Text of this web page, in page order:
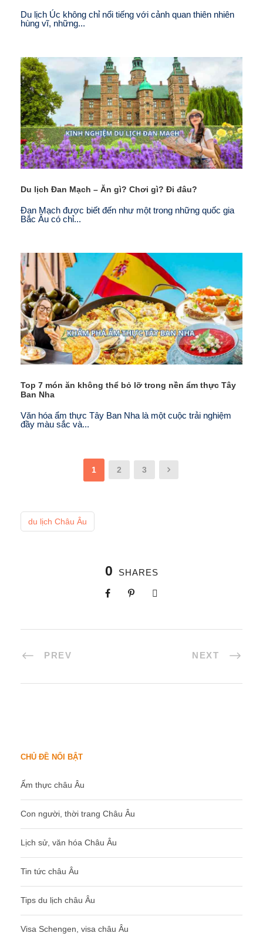
Du lịch Úc không chỉ nổi tiếng với cảnh quan thiên nhiên
hùng vĩ, những...
Du lịch Đan Mạch – Ăn gì? Chơi gì? Đi đâu?
Đan Mạch được biết đến như một trong những quốc gia
Bắc Âu có chỉ...
Top 7 món ăn không thể bỏ lỡ trong nền ẩm thực Tây
Ban Nha
Văn hóa ẩm thực Tây Ban Nha là một cuộc trải nghiệm
đầy màu sắc và...
1 2 3
du lịch Châu Âu
0 SHARES
PREV NEXT
CHỦ ĐỀ NỔI BẬT
Ẩm thực châu Âu
Con người, thời trang Châu Âu
Lịch sử, văn hóa Châu Âu
Tin tức châu Âu
Tips du lịch châu Âu
Visa Schengen, visa châu Âu